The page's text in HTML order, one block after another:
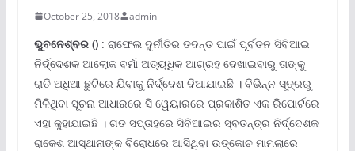
October 25, 2018 admin
ଭୁବନେଶ୍ବର() : ରାଫେଲ ଦୁର୍ନୀତିର ତଦନ୍ତ ପାଇଁ ପୂର୍ବତନ ସିବିଆଇ
ନିର୍ଦ୍ଦେଶକ ଆଲୋକ ବର୍ମା ଅତ୍ୟଧିକ ଆଗ୍ରହ ଦେଖାଇବାରୁ ତାଙ୍କୁ
ରାତି ଅଧିଆ ଛୁଟିରେ ଯିବାକୁ ନିର୍ଦ୍ଦେଶ ଦିଆଯାଇଛି । ବିଭିନ୍ନ ସୂତ୍ରରୁ
ମିଳିଥିବା ସୂଚନା ଆଧାରରେ ସି ୱେୟାରରେ ପ୍ରକାଶିତ ଏକ ରିପୋର୍ଟରେ
ଏହା କୁହାଯାଇଛି । ଗତ ସପ୍ତାହରେ ସିବିଆଇର ସ୍ବତନ୍ତ୍ର ନିର୍ଦ୍ଦେଶକ
ରାକେଶ ଆସ୍ଥାନାଙ୍କ ବିରୋଧରେ ଆସିଥିବା ଉତ୍କୋଚ ମାମଲାରେ